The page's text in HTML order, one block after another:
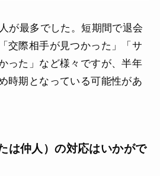
が最多でした。短期間で退会
交際相手が見つかった」「サ
った」など様々ですが、半年
時期となっている可能性があ
は仲人）の対応はいかがで